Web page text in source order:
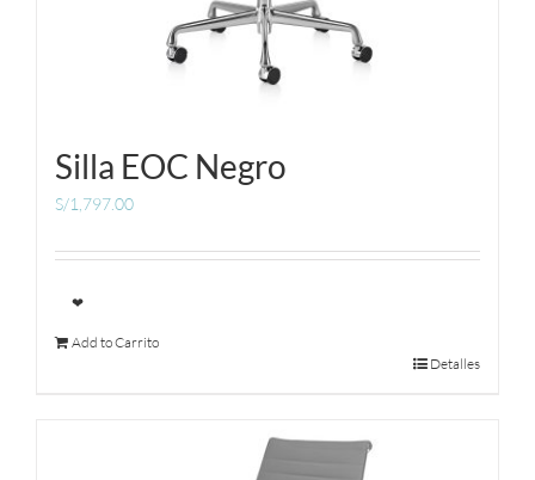
Silla EOC Negro
S/1,797.00
❤
Add to Carrito
Detalles